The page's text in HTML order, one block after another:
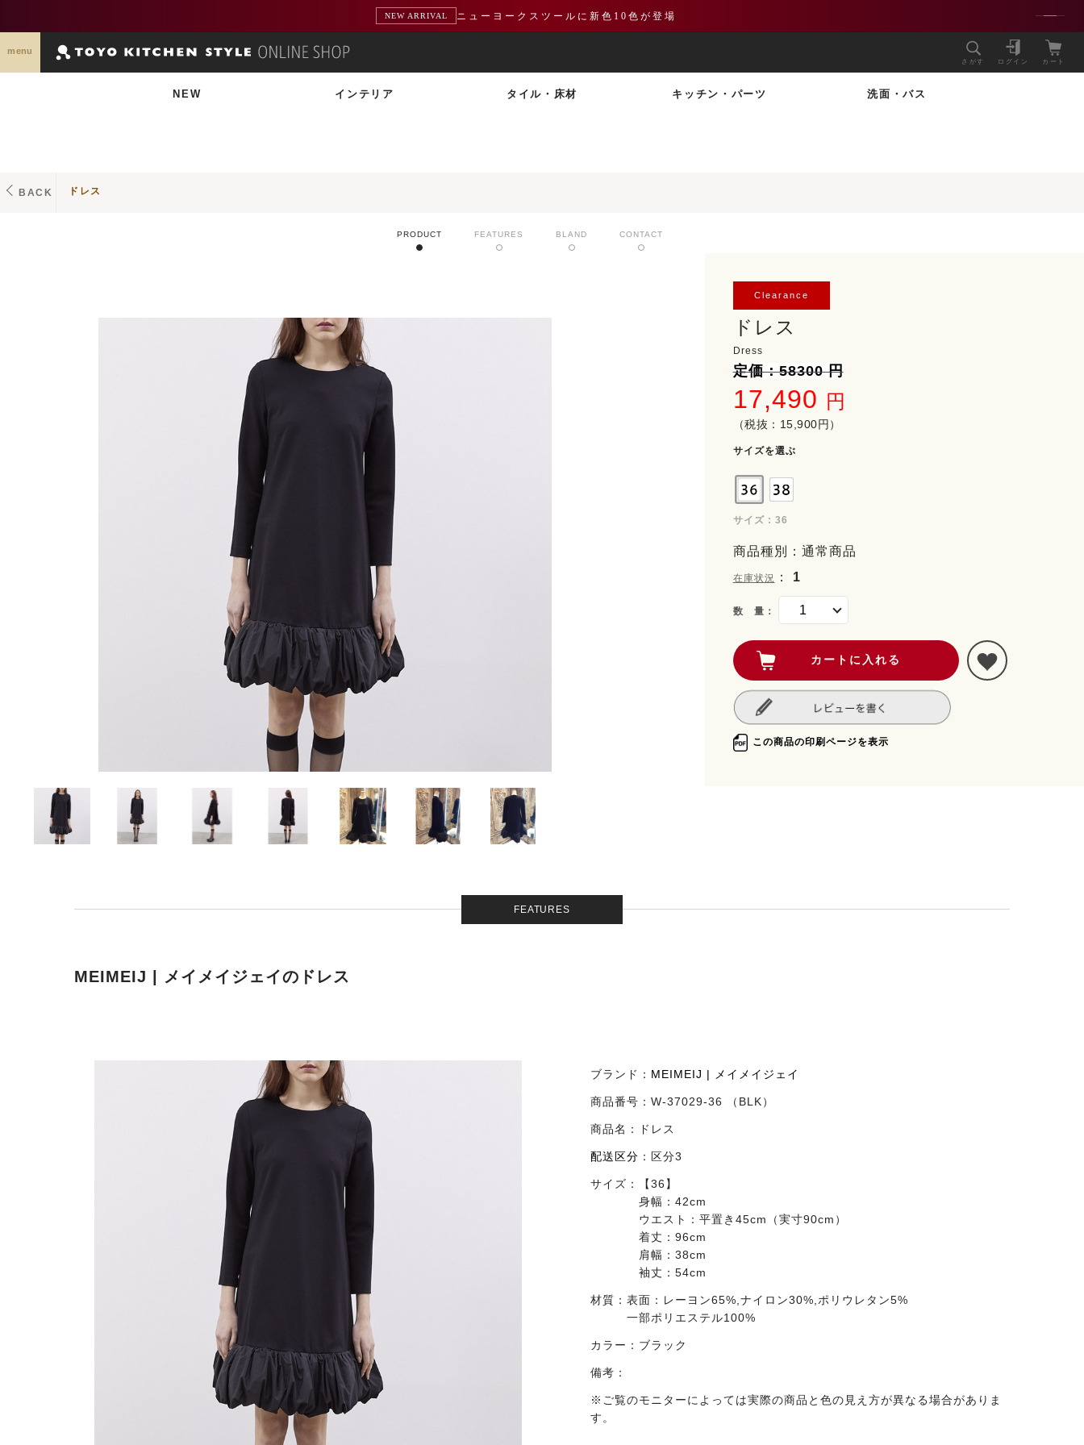
NEW ARRIVAL ニューヨークスツールに新色10色が登場
menu
さがす ログイン カート
NEW インテリア タイル・床材 キッチン・パーツ 洗面・バス
BACK ドレス
PRODUCT FEATURES BLAND CONTACT
Clearance
ドレス
Dress
定価：58300 円
17,490 円
（税抜：15,900円）
サイズを選ぶ
サイズ : 36
商品種別：通常商品
在庫状況 ： 1
数 量：
この商品の印刷ページを表示
FEATURES
MEIMEIJ | メイメイジェイのドレス
ブランド： MEIMEIJ | メイメイジェイ
商品番号： W-37029-36 （BLK）
商品名： ドレス
配送区分 ： 区分3
サイズ：
【36】
身幅：42cm
ウエスト：平置き45cm（実寸90cm）
着丈：96cm
肩幅：38cm
袖丈：54cm
材質： 表面：レーヨン65%,ナイロン30%,ポリウレタン5%
一部ポリエステル100%
カラー： ブラック
備考：
※ご覧のモニターによっては実際の商品と色の見え方が異なる場合がありま
す。